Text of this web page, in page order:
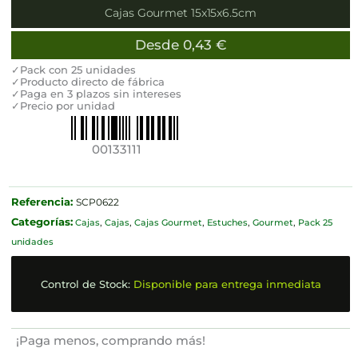
Cajas Gourmet 15x15x6.5cm
Desde 0,43 €
✓Pack con 25 unidades
✓Producto directo de fábrica
✓Paga en 3 plazos sin intereses
✓Precio por unidad
00133111
Referencia: SCP0622
Categorías: Cajas, Cajas, Cajas Gourmet, Estuches, Gourmet, Pack 25
unidades
Control de Stock: Disponible para entrega inmediata
¡Paga menos, comprando más!